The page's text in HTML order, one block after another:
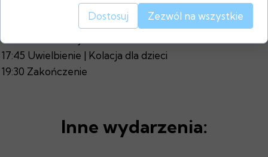
15:00 Eucharystia
16:00 Kawa i ciacho
17:00 Konferencja
17:45 Uwielbienie | Kolacja dla dzieci
19:30 Zakończenie
Inne wydarzenia:
Dostosuj Zezwól na wszystkie